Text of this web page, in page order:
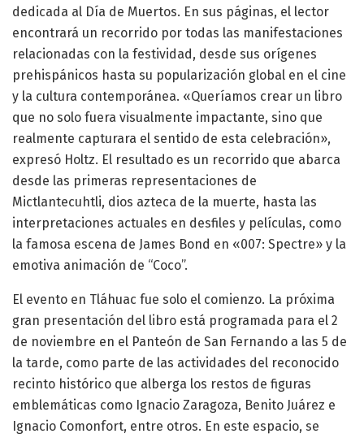
dedicada al Día de Muertos. En sus páginas, el lector
encontrará un recorrido por todas las manifestaciones
relacionadas con la festividad, desde sus orígenes
prehispánicos hasta su popularización global en el cine
y la cultura contemporánea. «Queríamos crear un libro
que no solo fuera visualmente impactante, sino que
realmente capturara el sentido de esta celebración»,
expresó Holtz. El resultado es un recorrido que abarca
desde las primeras representaciones de
Mictlantecuhtli, dios azteca de la muerte, hasta las
interpretaciones actuales en desfiles y películas, como
la famosa escena de James Bond en «007: Spectre» y la
emotiva animación de “Coco”.
El evento en Tláhuac fue solo el comienzo. La próxima
gran presentación del libro está programada para el 2
de noviembre en el Panteón de San Fernando a las 5 de
la tarde, como parte de las actividades del reconocido
recinto histórico que alberga los restos de figuras
emblemáticas como Ignacio Zaragoza, Benito Juárez e
Ignacio Comonfort, entre otros. En este espacio, se